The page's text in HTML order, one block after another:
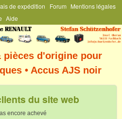
principal
de expédition Forum Mentions légales
Aide
pièces d'origine pour
• Accus AJS noir
du site web
encore achevé